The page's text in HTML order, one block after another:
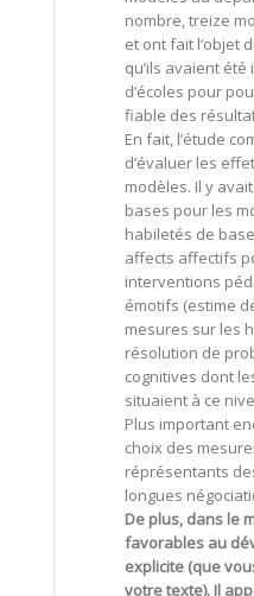
nombre, treize
et ont fait l’objet
qu’ils avaient
d’écoles pour
fiable des
En fait, l’étude
d’évaluer les
modèles. Il y
bases pour les
habiletés de
affects affectifs
interventions
émotifs (estime
mesures sur les
résolution de
cognitives dont
situaient à ce
Plus important
choix des
réprésentants
longues
De plus, dans le
favorables au
explicite (que
votre texte). Il